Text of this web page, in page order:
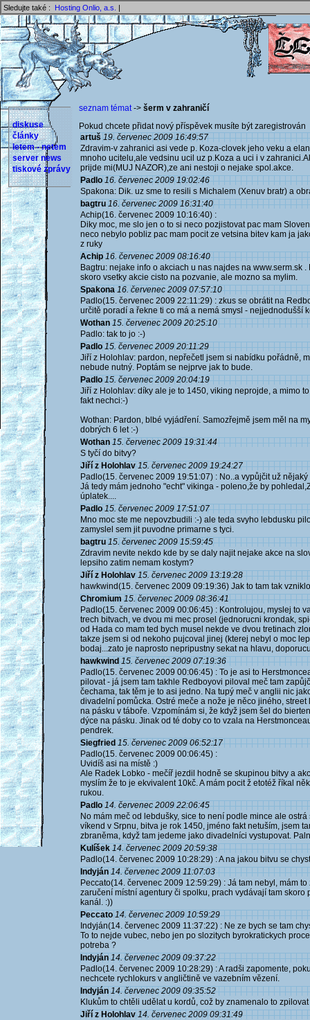
Sledujte také : Hosting Onlio, a.s. |
diskuse
články
letem - netem
server news
tiskové zprávy
seznam témat-> šerm v zahraničí
Pokud chcete přidat nový příspěvek musíte být
artuš 19. červenec 2009 16:49:57
Zdravim-v zahranici asi vede p. Koza-clovek jeho veku a
mnoho ucitelu,ale vedsinu ucil uz p.Koza a uci i v
prijde mi(MUJ NAZOR),ze ani nestoji o nejake spol.akce.
Padlo 16. červenec 2009 19:02:46
Spakona: Dik. uz sme to resili s Michalem (Xenuv bratr) a
bagtru 16. červenec 2009 16:31:40
Achip(16. červenec 2009 10:16:40) :
Diky moc, me slo jen o to si neco pozjistovat pac mam
neco nebylo pobliz pac mam pocit ze vetsina bitev kam ja
z ruky
Achip 16. červenec 2009 08:16:40
Bagtru: nejake info o akciach u nas najdes na www.serm.sk
skoro vsetky akcie cisto na pozvanie, ale mozno sa mylim.
Spakona 16. červenec 2009 07:57:10
Padlo(15. červenec 2009 22:11:29) : zkus se obrátit na
určitě poradí a řekne ti co má a nemá smysl - nejjednodušší
Wothan 15. červenec 2009 20:25:10
Padlo: tak to jo :-)
Padlo 15. červenec 2009 20:11:29
Jiří z Holohlav: pardon, nepřečetl jsem si nabídku pořádně,
nebude nutný. Poptám se nejprve jak to bude.
Padlo 15. červenec 2009 20:04:19
Jiří z Holohlav: díky ale je to 1450, viking neprojde, a mimo
fakt nechci:-)
Wothan: Pardon, blbé vyjádření. Samozřejmě jsem měl na
dobrých 6 let :-)
Wothan 15. červenec 2009 19:31:44
S tyčí do bitvy?
Jiří z Holohlav 15. červenec 2009 19:24:27
Padlo(15. červenec 2009 19:51:07) : No..a vypůjčit už
Já tedy mám jednoho "echt" vikinga - poleno,že by
úplatek....
Padlo 15. červenec 2009 17:51:07
Mno moc ste me nepovzbudili :-) ale teda svyho lebdusku
zamyslel sem jit puvodne primarne s tyci.
bagtru 15. červenec 2009 15:59:45
Zdravim nevite nekdo kde by se daly najit nejake akce na
lepsiho zatim nemam kostym?
Jiří z Holohlav 15. červenec 2009 13:19:28
hawkwind(15. červenec 2009 09:19:36) Jak to tam tak
Chromium 15. červenec 2009 08:36:41
Padlo(15. červenec 2009 00:06:45) : Kontrolujou, myslej to
trech bitvach, ve dvou mi mec prosel (jednorucni krondak,
od Hada co mam ted bych musel nekde ve dvou tretinach
takze jsem si od nekoho pujcoval jinej (kterej nebyl o moc
bodaj...zato je naprosto nepripustny sekat na hlavu,
hawkwind 15. červenec 2009 07:19:36
Padlo(15. červenec 2009 00:06:45) : To je asi to
pilovat - já jsem tam takhle Redboyovi piloval meč tam
čechama, tak těm je to asi jedno. Na tupý meč v anglii nic
divadelní pomůcka. Ostré meče a nože je něco jiného,
na pásku v táboře. Vzpomínám si, že když jsem šel do
dýce na pásku. Jinak od té doby co to vzala na
pendrek.
Siegfried 15. červenec 2009 06:52:17
Padlo(15. červenec 2009 00:06:45) :
Uvidíš asi na místě :)
Ale Radek Lobko - mečíř jezdil hodně se skupinou bitvy a
myslím že to je ekvivalent 10kč. A mám pocit ž etotéž říkal
rukou.
Padlo 14. červenec 2009 22:06:45
No mám meč od lebdušky, sice to není podle mince ale
víkend v Srpnu, bitva je rok 1450, jméno fakt netuším, jsem
zbraněma, když tam jedeme jako divadelníci vystupovat.
Kulíšek 14. červenec 2009 20:59:38
Padlo(14. červenec 2009 10:28:29) : A na jakou bitvu se
Indyján 14. červenec 2009 11:07:03
Peccato(14. červenec 2009 12:59:29) : Já tam nebyl, mám
zaručení místní agentury či spolku, prach vydávají tam
kanál. :))
Peccato 14. červenec 2009 10:59:29
Indyján(14. červenec 2009 11:37:22) : Ne ze bych se tam
To to nejde vubec, nebo jen po slozitych byrokratickych
potreba ?
Indyján 14. červenec 2009 09:37:22
Padlo(14. červenec 2009 10:28:29) : A radši zapomente,
nechcete rychlokurs v angličtině ve vazebním vězení.
Indyján 14. červenec 2009 09:35:52
Klukům to chtěli udělat u kordů, což by znamenalo to
Jiří z Holohlav 14. červenec 2009 09:31:49